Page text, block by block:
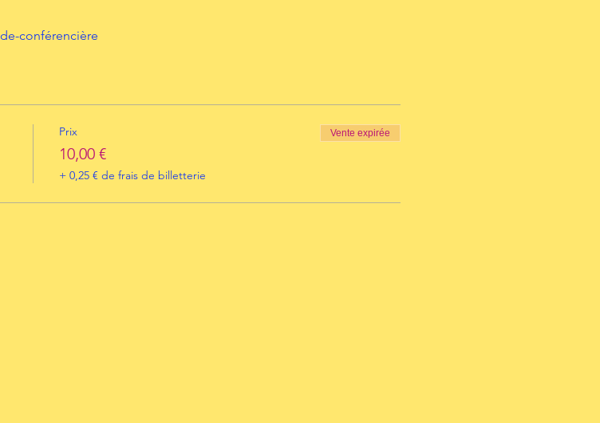
conférencière
Prix
10,00 €
+ 0,25 € de frais de billetterie
Vente expirée